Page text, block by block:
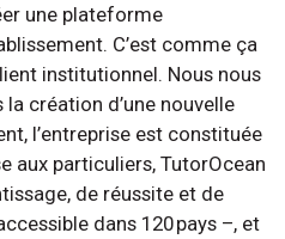
une plateforme
C’est comme ça
institutionnel. Nous nous
création d’une nouvelle
l’entreprise est constituée
aux particuliers, TutorOcean
de réussite et de
dans 120 pays –, et